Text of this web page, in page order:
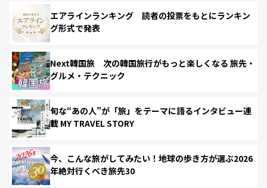
エアラインランキング 読者の投票をもとにランキン
グ形式で発表
Next韓国旅 次の韓国旅行がもっと楽しくなる 旅先・
グルメ・テクニック
旬な“あの人”が「旅」をテーマに語るインタビュー連
載 MY TRAVEL STORY
今、こんな旅がしてみたい！地球の歩き方が選ぶ2026
年絶対行くべき旅先30